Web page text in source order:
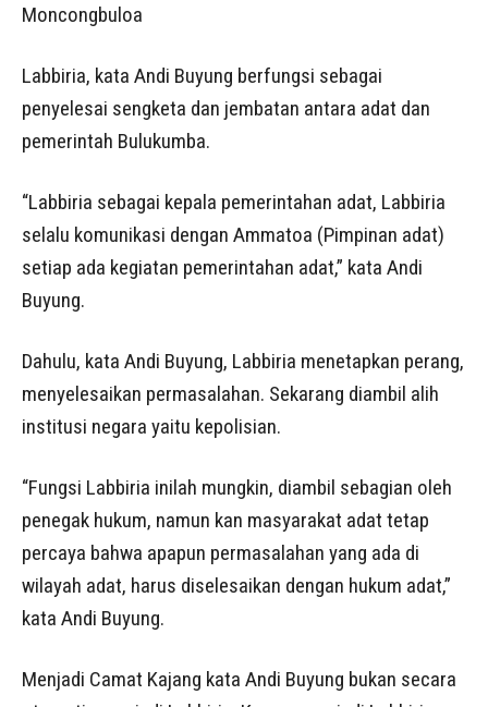
Moncongbuloa
Labbiria, kata Andi Buyung berfungsi sebagai
penyelesai sengketa dan jembatan antara adat dan
pemerintah Bulukumba.
“Labbiria sebagai kepala pemerintahan adat, Labbiria
selalu komunikasi dengan Ammatoa (Pimpinan adat)
setiap ada kegiatan pemerintahan adat,” kata Andi
Buyung.
Dahulu, kata Andi Buyung, Labbiria menetapkan perang,
menyelesaikan permasalahan. Sekarang diambil alih
institusi negara yaitu kepolisian.
“Fungsi Labbiria inilah mungkin, diambil sebagian oleh
penegak hukum, namun kan masyarakat adat tetap
percaya bahwa apapun permasalahan yang ada di
wilayah adat, harus diselesaikan dengan hukum adat,”
kata Andi Buyung.
Menjadi Camat Kajang kata Andi Buyung bukan secara